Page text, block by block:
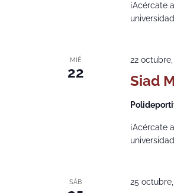
¡Acércate
MIÉ
22 Siad
22
¡Acércate
SÁB 25